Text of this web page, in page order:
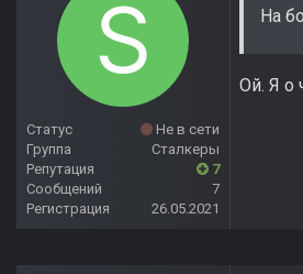
Статус
Не в сети
Группа
Сталкеры
Репутация
7
Сообщений
7
Регистрация
26.05.2021
На
Ой. Я о